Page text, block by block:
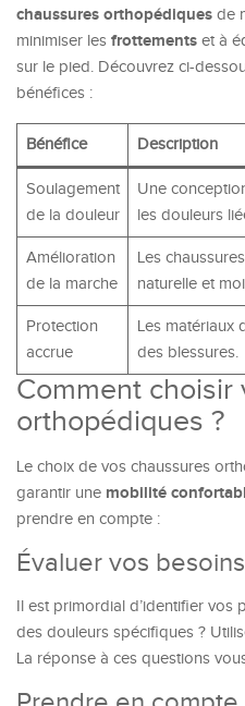
chaussures orthopédiques de
minimiser les frottements et à
sur le pied. Découvrez ci-
bénéfices :
Bénéfice Description
Soulagement
de la douleur
Une
les douleurs
Amélioration
de la marche
Les
naturelle et
Protection
accrue
Les matériaux
des blessures.
Comment choisir
orthopédiques ?
Le choix de vos chaussures
garantir une mobilité
prendre en compte :
Évaluer vos besoins
Il est primordial d’identifier vos
des douleurs spécifiques ?
La réponse à ces questions